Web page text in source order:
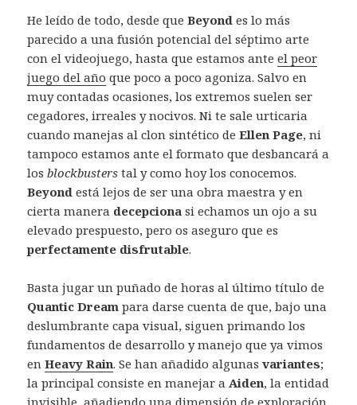
He leído de todo, desde queBeyond es lo más
parecido a una fusión potencial del séptimo arte
con el videojuego, hasta que estamos anteel peor
juego del año que poco a poco agoniza. Salvo en
muy contadas ocasiones, los extremos suelen ser
cegadores, irreales y nocivos. Ni te sale urticaria
cuando manejas al clon sintético deEllen Page, ni
tampoco estamos ante el formato que desbancará a
losblockbusters tal y como hoy los conocemos.
Beyond está lejos de ser una obra maestra y en
cierta manera decepciona si echamos un ojo a su
elevado prespuesto, pero os aseguro que es
perfectamente disfrutable.
Basta jugar un puñado de horas al último título de
Quantic Dream para darse cuenta de que, bajo una
deslumbrante capa visual, siguen primando los
fundamentos de desarrollo y manejo que ya vimos
enHeavy Rain. Se han añadido algunasvariantes;
la principal consiste en manejar a Aiden, la entidad
invisible, añadiendo una dimensión de exploración